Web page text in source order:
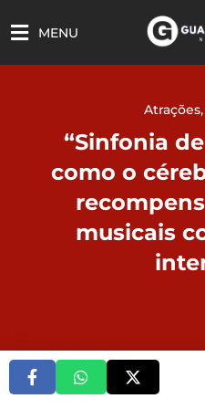
para
MENU
Atrações,
“Sinfonia
como o
musicais